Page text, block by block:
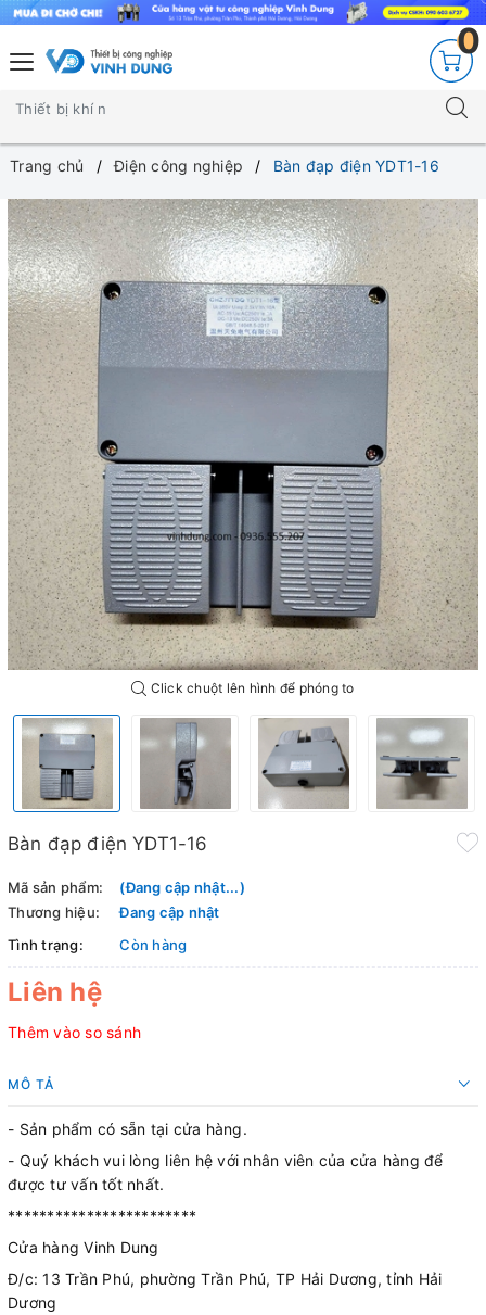
0
Trang chủ Điện công nghiệp Bàn đạp điện YDT1-16
Click chuột lên hình để phóng to
Bàn đạp điện YDT1-16
Mã sản phẩm:
(Đang cập nhật...)
Thương hiệu:
Đang cập nhật
Tình trạng:
Còn hàng
Liên hệ
Thêm vào so sánh
MÔ TẢ
- Sản phẩm có sẵn tại cửa hàng.
- Quý khách vui lòng liên hệ với nhân viên của cửa hàng để
được tư vấn tốt nhất.
************************
Cửa hàng Vinh Dung
Đ/c: 13 Trần Phú, phường Trần Phú, TP Hải Dương, tỉnh Hải
Dương